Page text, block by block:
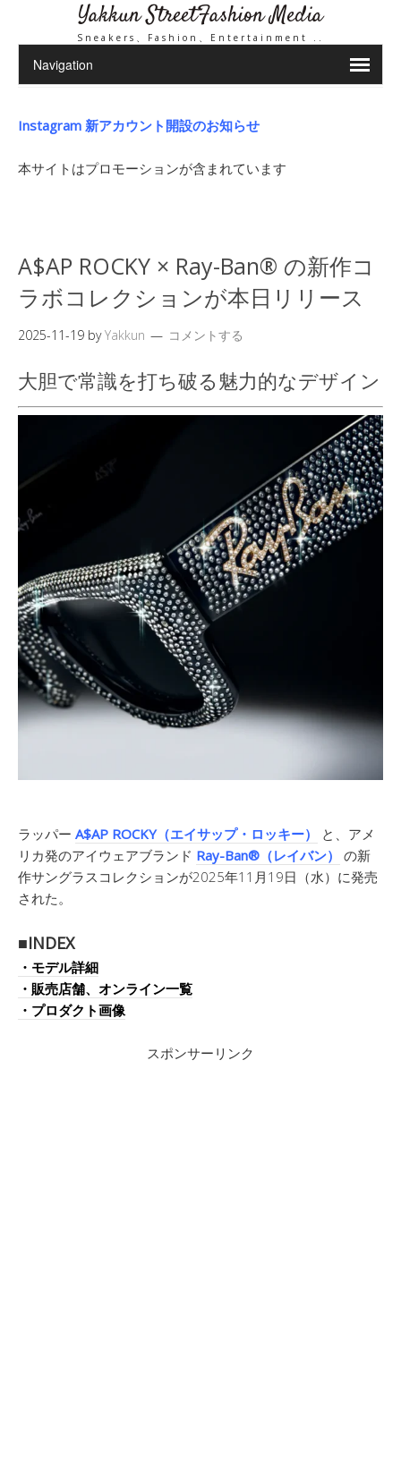
Yakkun StreetFashion Media
Sneakers、Fashion、Entertainment ..
Instagram 新アカウント開設のお知らせ
本サイトはプロモーションが含まれています
A$AP ROCKY × Ray-Ban® の新作コ
ラボコレクションが本日リリース
2025-11-19 byYakkun コメントする
大胆で常識を打ち破る魅力的なデザイン
ラッパー A$AP ROCKY（エイサップ・ロッキー）
と、アメ
リカ発のアイウェアブランド Ray-Ban®（レイバン）
の新
作サングラスコレクションが2025年11月19日（水）に発売
された。
■INDEX
・モデル詳細
・販売店舗、オンライン一覧
・プロダクト画像
スポンサーリンク